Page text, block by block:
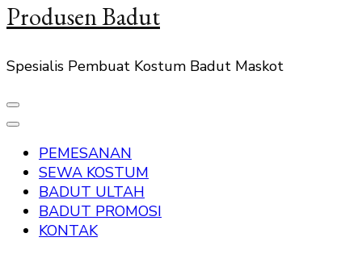
Produsen Badut
Spesialis Pembuat Kostum Badut Maskot
PEMESANAN
SEWA KOSTUM
BADUT ULTAH
BADUT PROMOSI
KONTAK